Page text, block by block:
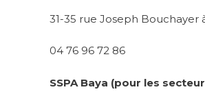
31-35 rue Joseph Bouchayer
04 76 96 72 86
SSPA Baya (pour les